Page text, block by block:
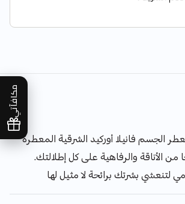
مكافآتي
الجسم فانيلا أوركيد الشرقية المعطرة
من الأناقة والرفاهية على كل إطلالتك.
لتنعشي بشرتك برائحة لا مثيل لها